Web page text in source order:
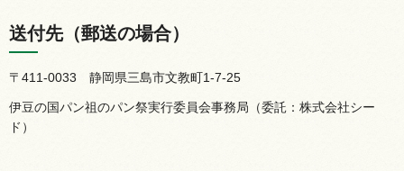
送付先（郵送の場合）
〒411-0033 静岡県三島市文教町1-7-25
伊豆の国パン祖のパン祭実行委員会事務局（委託：株式会社シー
ド）